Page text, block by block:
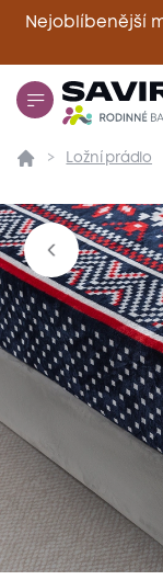
Nejoblíbenější
PřehledLožní prádlo